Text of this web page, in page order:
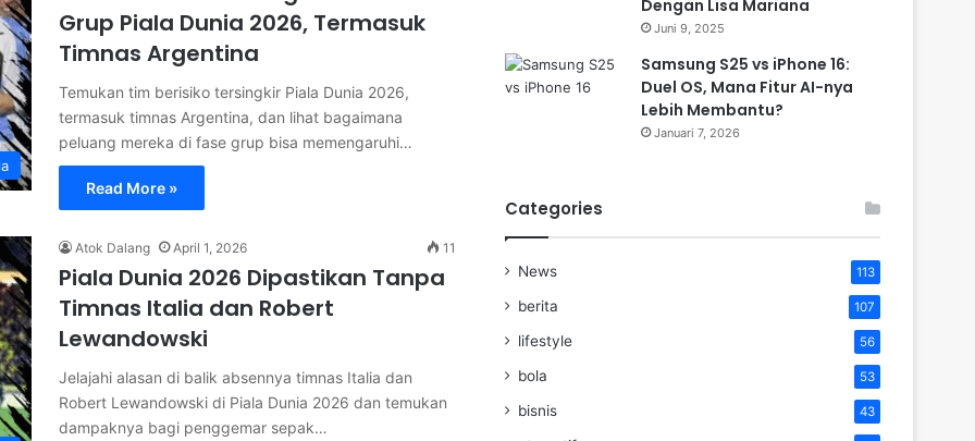
Grup Piala Dunia 2026, Termasuk
Timnas Argentina
Temukan tim berisiko tersingkir Piala Dunia 2026,
termasuk timnas Argentina, dan lihat bagaimana
peluang mereka di fase grup bisa memengaruhi…
Read More »
Atok Dalang April 1, 2026 11
Piala Dunia 2026 Dipastikan Tanpa
Timnas Italia dan Robert
Lewandowski
Jelajahi alasan di balik absennya timnas Italia dan
Robert Lewandowski di Piala Dunia 2026 dan temukan
dampaknya bagi penggemar sepak…
Dengan Lisa Mariana
Juni 9, 2025
Samsung S25 vs iPhone 16:
Duel OS, Mana Fitur AI-nya
Lebih Membantu?
Januari 7, 2026
Categories
News 113
berita 107
lifestyle 56
bola 53
bisnis 43